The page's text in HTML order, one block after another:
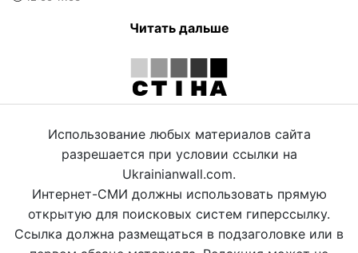
Читать дальше
Использование любых материалов сайта
разрешается при условии ссылки на
Ukrainianwall.com.
Интернет-СМИ должны использовать прямую
открытую для поисковых систем гиперссылку.
Ссылка должна размещаться в подзаголовке или в